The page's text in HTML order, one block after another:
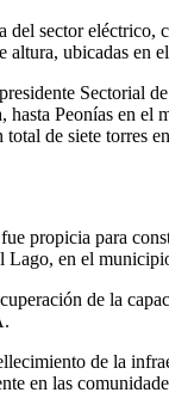
del sector
altura, ubicadas en
Sectorial
Peonías en
de siete torres
propicia para
Lago, en el
de la
de la
en las